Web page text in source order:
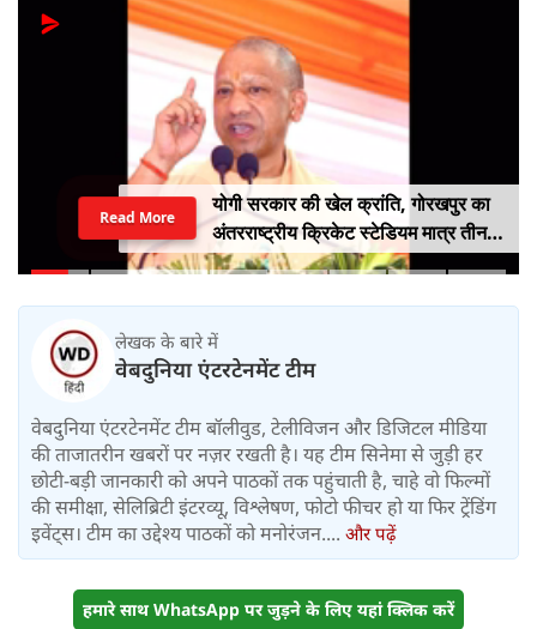
योगी सरकार की खेल क्रांति, गोरखपुर का
अंतरराष्ट्रीय क्रिकेट स्टेडियम मात्र तीन
महीने में लगभग 20% तैयार
Read More
लेखक के बारे में
वेबदुनिया एंटरटेनमेंट टीम
वेबदुनिया एंटरटेनमेंट टीम बॉलीवुड, टेलीविजन और डिजिटल मीडिया
की ताजातरीन खबरों पर नज़र रखती है। यह टीम सिनेमा से जुड़ी हर
छोटी-बड़ी जानकारी को अपने पाठकों तक पहुंचाती है, चाहे वो फिल्मों
की समीक्षा, सेलिब्रिटी इंटरव्यू, विश्लेषण, फोटो फीचर हो या फिर ट्रेंडिंग
इवेंट्स। टीम का उद्देश्य पाठकों को मनोरंजन.... और पढ़ें
हमारे साथ WhatsApp पर जुड़ने के लिए यहां क्लिक करें